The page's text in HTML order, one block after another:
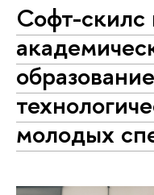
Софт-скилс
молодых